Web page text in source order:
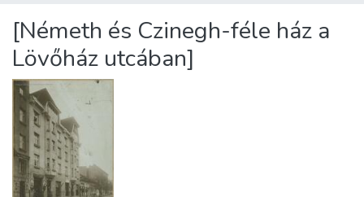
Statistics
About us
[Németh és Czinegh-féle ház a
Lövőház utcában]